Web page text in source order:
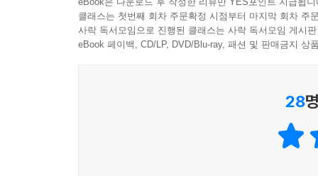
전통 귀신들을 조사해 만든 입체적인 캐릭터들은
도명과 자언은 어떻게 귀신을 쫓을 것인지가 아닌
살고 있는, 살고 싶은, 살아야 하는 여성들의 이야기
클래스는 첫번째 회차 주문확정 시점부터 마지막 회차 주
사락 독서모임으로 진행된 클래스는 사락 독서모임 게시
eBook 페이백, CD/LP, DVD/Blu-ray, 패션 및 판매금지 상
28